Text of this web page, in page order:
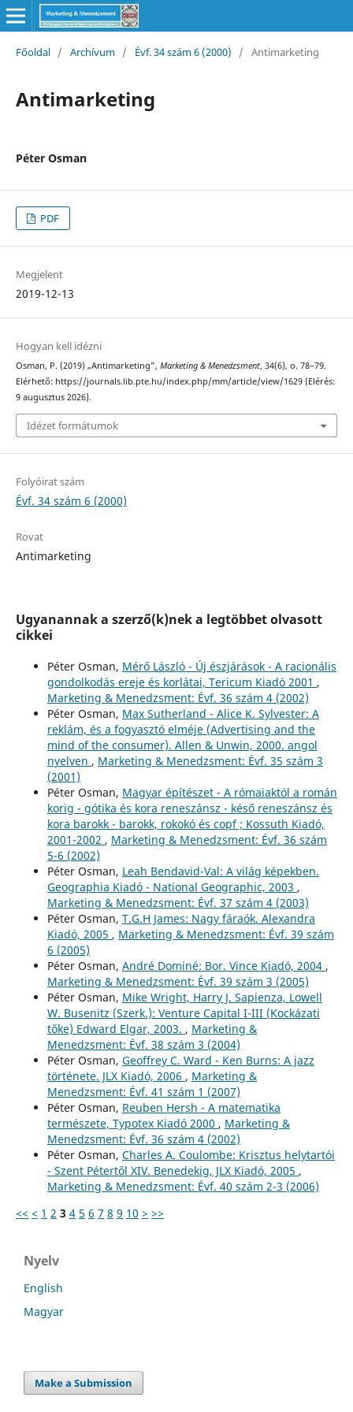
Főoldal / Archívum / Évf. 34 szám 6 (2000) / Antimarketing
Antimarketing
Péter Osman
PDF
Megjelent
2019-12-13
Hogyan kell idézni
Osman, P. (2019) „Antimarketing”, Marketing & Menedzsment, 34(6), o. 78–79.
Elérhető: https://journals.lib.pte.hu/index.php/mm/article/view/1629 (Elérés:
9 augusztus 2026).
Idézet formátumok
Folyóirat szám
Évf. 34 szám 6 (2000)
Rovat
Antimarketing
Ugyanannak a szerző(k)nek a legtöbbet olvasott
cikkei
Péter Osman, Mérő László - Új észjárások - A racionális
gondolkodás ereje és korlátai, Tericum Kiadó 2001 ,
Marketing & Menedzsment: Évf. 36 szám 4 (2002)
Péter Osman, Max Sutherland - Alice K. Sylvester: A
reklám, és a fogyasztó elméje (Advertising and the
mind of the consumer). Allen & Unwin, 2000. angol
nyelven , Marketing & Menedzsment: Évf. 35 szám 3
(2001)
Péter Osman, Magyar építészet - A rómaiaktól a román
korig - gótika és kora reneszánsz - késő reneszánsz és
kora barokk - barokk, rokokó és copf ; Kossuth Kiadó,
2001-2002 , Marketing & Menedzsment: Évf. 36 szám
5-6 (2002)
Péter Osman, Leah Bendavid-Val: A világ képekben.
Geographia Kiadó - National Geographic, 2003 ,
Marketing & Menedzsment: Évf. 37 szám 4 (2003)
Péter Osman, T.G.H James: Nagy fáraók. Alexandra
Kiadó, 2005 , Marketing & Menedzsment: Évf. 39 szám
6 (2005)
Péter Osman, André Dominé: Bor. Vince Kiadó, 2004 ,
Marketing & Menedzsment: Évf. 39 szám 3 (2005)
Péter Osman, Mike Wright, Harry J. Sapienza, Lowell
W. Busenitz (Szerk.): Venture Capital I-III (Kockázati
tőke) Edward Elgar, 2003. , Marketing &
Menedzsment: Évf. 38 szám 3 (2004)
Péter Osman, Geoffrey C. Ward - Ken Burns: A jazz
története. JLX Kiadó, 2006 , Marketing &
Menedzsment: Évf. 41 szám 1 (2007)
Péter Osman, Reuben Hersh - A matematika
természete, Typotex Kiadó 2000 , Marketing &
Menedzsment: Évf. 36 szám 4 (2002)
Péter Osman, Charles A. Coulombe: Krisztus helytartói
- Szent Pétertől XIV. Benedekig, JLX Kiadó, 2005 ,
Marketing & Menedzsment: Évf. 40 szám 2-3 (2006)
<< < 1 2 3 4 5 6 7 8 9 10 > >>
Nyelv
English
Magyar
Make a Submission